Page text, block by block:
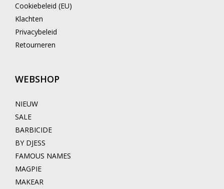
Cookiebeleid (EU)
Klachten
Privacybeleid
Retourneren
WEBSHOP
NIEUW
SALE
BARBICIDE
BY DJESS
FAMOUS NAMES
MAGPIE
MAKEAR